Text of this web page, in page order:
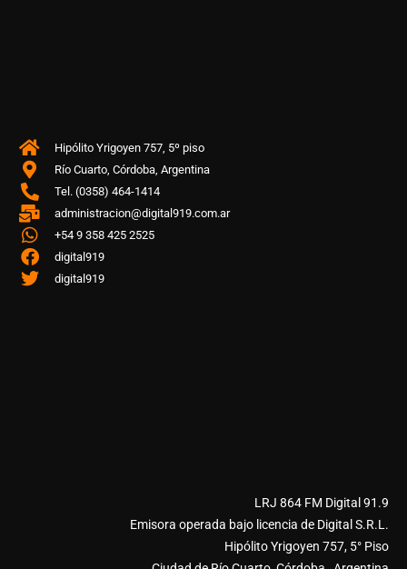
Hipólito Yrigoyen 757, 5º piso
Río Cuarto, Córdoba, Argentina
Tel. (0358) 464-1414
administracion@digital919.com.ar
+54 9 358 425 2525
digital919
digital919
LRJ 864 FM Digital 91.9
Emisora operada bajo licencia de Digital S.R.L.
Hipólito Yrigoyen 757, 5° Piso